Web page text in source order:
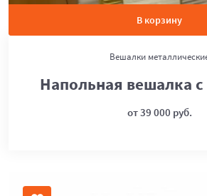
В корзину
Вешалки
Напольная вешалка
от 39 000 руб.